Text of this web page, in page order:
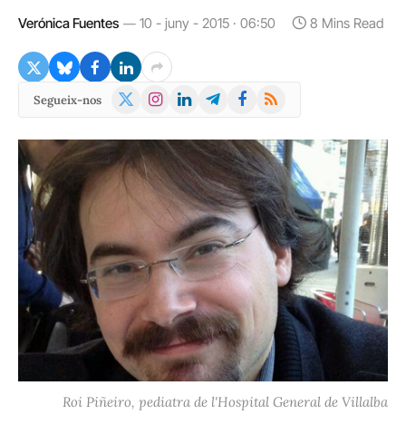
Verónica Fuentes 10 - juny - 2015 · 06:50 8 Mins Read
Segueix-nos
X
Instagram
LinkedInTelegramFacebook
RSS
Roi Piñeiro, pediatra de l'Hospital General de Villalba